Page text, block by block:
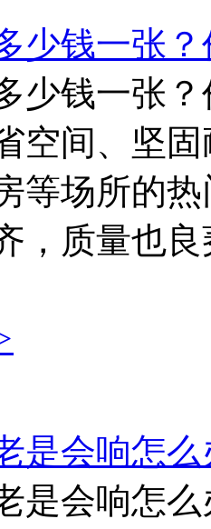
少钱一张
少钱一张
空间、坚
等场所的
，质量也
是会响怎
是会响怎